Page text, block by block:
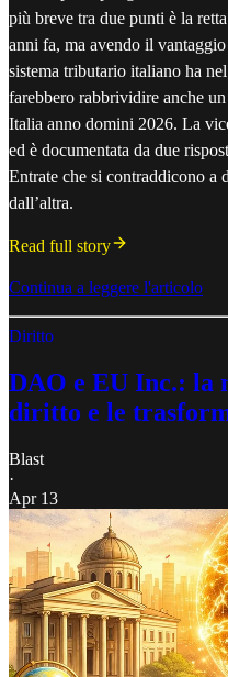
più breve tra due punti è la
anni fa, ma avendo il
sistema tributario italiano ha
farebbero rabbrividire anche
Italia anno domini 2026. La
ed è documentata da due
Entrate che si contraddicono a
dall’altra.
Read full story
Continua a leggere l'articolo
Diritto
DAO e EU Inc.: la
diritto e le
Blast
·
Apr 13